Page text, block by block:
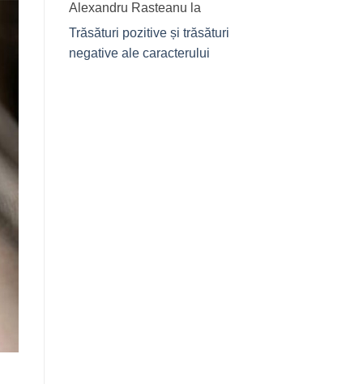
Alexandru Rasteanu la
Trăsături pozitive și trăsături
negative ale caracterului